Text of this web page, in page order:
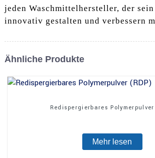
jeden Waschmittelhersteller, der
innovativ gestalten und verbessern
Ähnliche Produkte
Redispergierbares Polymerpulver
Mehr lesen